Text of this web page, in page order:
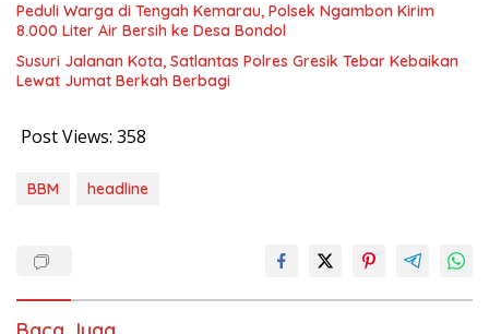
Peduli Warga di Tengah Kemarau, Polsek Ngambon Kirim
8.000 Liter Air Bersih ke Desa Bondol
Susuri Jalanan Kota, Satlantas Polres Gresik Tebar Kebaikan
Lewat Jumat Berkah Berbagi
Post Views: 358
BBM headline